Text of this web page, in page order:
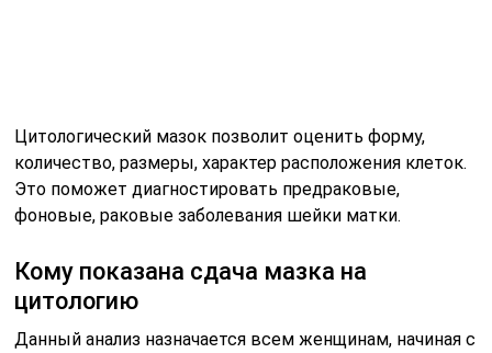
Цитологический мазок позволит оценить форму,
количество, размеры, характер расположения клеток.
Это поможет диагностировать предраковые,
фоновые, раковые заболевания шейки матки.
Кому показана сдача мазка на
цитологию
Данный анализ назначается всем женщинам, начиная с